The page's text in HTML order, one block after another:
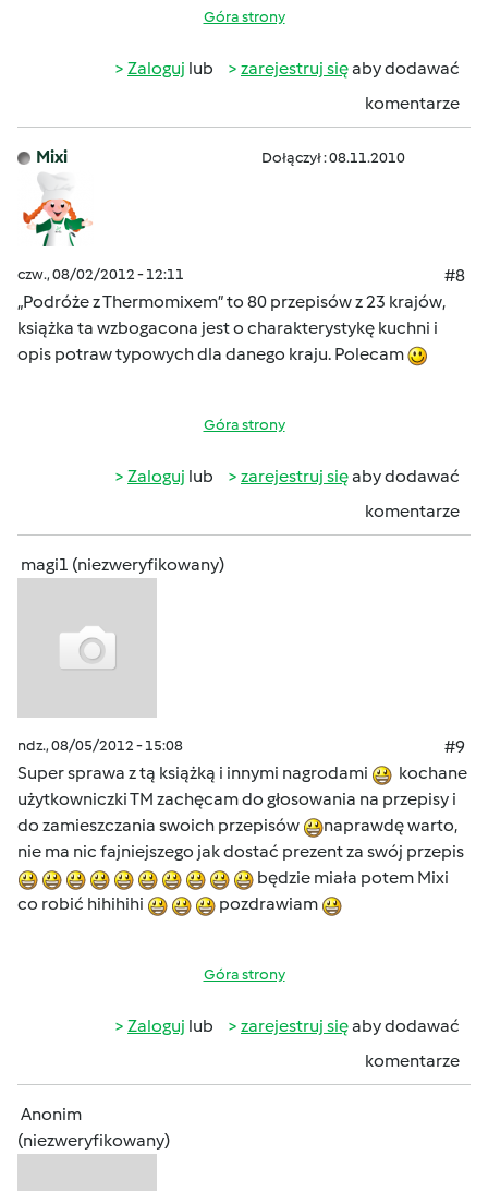
Góra strony
Zaloguj lub zarejestruj sięaby dodawać
komentarze
Mixi Dołączył : 08.11.2010
czw., 08/02/2012 - 12:11
#8
„Podróże z Thermomixem” to 80 przepisów z 23 krajów,
książka ta wzbogacona jest o charakterystykę kuchni i
opis potraw typowych dla danego kraju. Polecam
Góra strony
Zaloguj lub zarejestruj sięaby dodawać
komentarze
magi1 (niezweryfikowany)
ndz., 08/05/2012 - 15:08
#9
Super sprawa z tą książką i innymi nagrodami
kochane
użytkowniczki TM zachęcam do głosowania na przepisy i
do zamieszczania swoich przepisów
naprawdę warto,
nie ma nic fajniejszego jak dostać prezent za swój przepis
będzie miała potem Mixi
co robić hihihihi
pozdrawiam
Góra strony
Zaloguj lub zarejestruj sięaby dodawać
komentarze
Anonim
(niezweryfikowany)